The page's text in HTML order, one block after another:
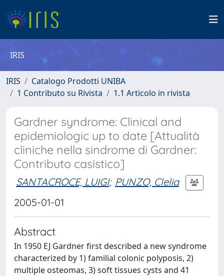
IRIS
IRIS
Catalogo Prodotti UNIBA
1 Contributo su Rivista
1.1 Articolo in rivista
Gardner syndrome: Clinical and
epidemiologic up to date [Attualità
cliniche nella sindrome di Gardner:
Contributo casistico]
SANTACROCE, LUIGI; PUNZO, Clelia
2005-01-01
Abstract
In 1950 EJ Gardner first described a new syndrome
characterized by 1) familial colonic polyposis, 2)
multiple osteomas, 3) soft tissues cysts and 41